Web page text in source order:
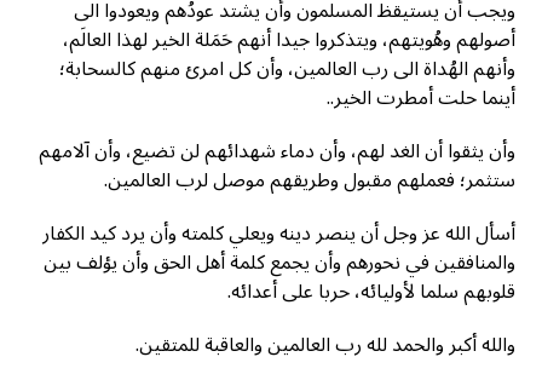
ويجب أن يستيقظ المسلمون وأن يشتد عودُهم ويعودوا الى
أصولهم وهُويتهم، ويتذكروا جيدا أنهم حَمَلة الخير لهذا العالَم،
وأنهم الهُداة الى رب العالمين، وأن كل امرئ منهم كالسحابة؛
أينما حلت أمطرت الخير..
وأن يثقوا أن الغد لهم، وأن دماء شهدائهم لن تضيع، وأن آلامهم
ستثمر؛ فعملهم مقبول وطريقهم موصل لرب العالمين.
أسأل الله عز وجل أن ينصر دينه ويعلي كلمته وأن يرد كيد الكفار
والمنافقين في نحورهم وأن يجمع كلمة أهل الحق وأن يؤلف بين
قلوبهم سلما لأوليائه، حربا على أعدائه.
والله أكبر والحمد لله رب العالمين والعاقبة للمتقين.